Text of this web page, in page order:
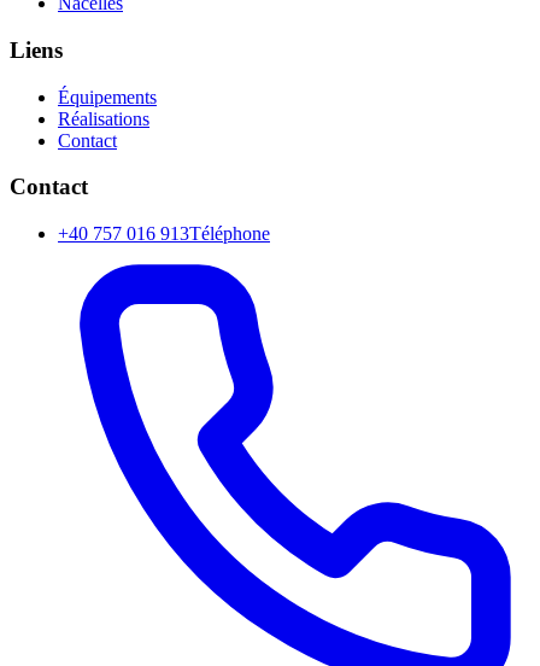
Liens
Équipements
Réalisations
Contact
Contact
+40 757 016 913Téléphone